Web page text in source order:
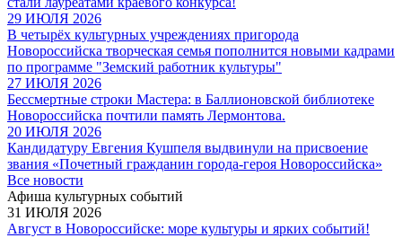
29 ИЮЛЯ 2026
В четырёх культурных учреждениях пригорода
Новороссийска творческая семья пополнится новыми кадрами
по программе "Земский работник культуры"
27 ИЮЛЯ 2026
Бессмертные строки Мастера: в Баллионовской библиотеке
Новороссийска почтили память Лермонтова.
20 ИЮЛЯ 2026
Кандидатуру Евгения Кушпеля выдвинули на присвоение
звания «Почетный гражданин города-героя Новороссийска»
Все новости
Афиша культурных событий
31 ИЮЛЯ 2026
Август в Новороссийске: море культуры и ярких событий!